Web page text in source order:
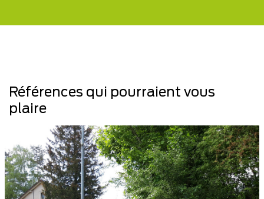
Références qui pourraient vous
plaire